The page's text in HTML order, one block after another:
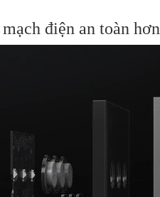
điện an toàn hơn